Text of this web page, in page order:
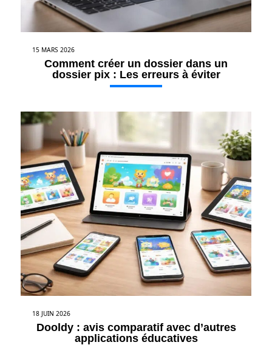
15 MARS 2026
Comment créer un dossier dans un
dossier pix : Les erreurs à éviter
18 JUIN 2026
Dooldy : avis comparatif avec d’autres
applications éducatives